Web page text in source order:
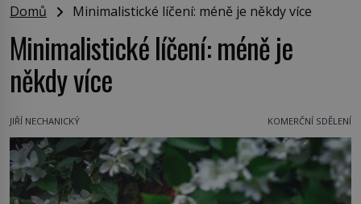
Domů Minimalistické líčení: méně je někdy více
Minimalistické líčení: méně je
někdy více
JIŘÍ NECHANICKÝ KOMERČNÍ SDĚLENÍ